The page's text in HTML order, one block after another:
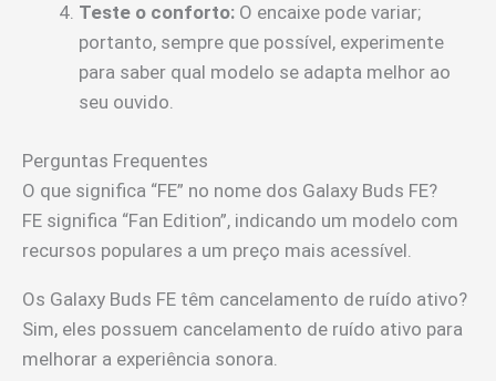
Teste o conforto: O encaixe pode variar;
portanto, sempre que possível, experimente
para saber qual modelo se adapta melhor ao
seu ouvido.
Perguntas Frequentes
O que significa “FE” no nome dos Galaxy Buds FE?
FE significa “Fan Edition”, indicando um modelo com
recursos populares a um preço mais acessível.
Os Galaxy Buds FE têm cancelamento de ruído ativo?
Sim, eles possuem cancelamento de ruído ativo para
melhorar a experiência sonora.